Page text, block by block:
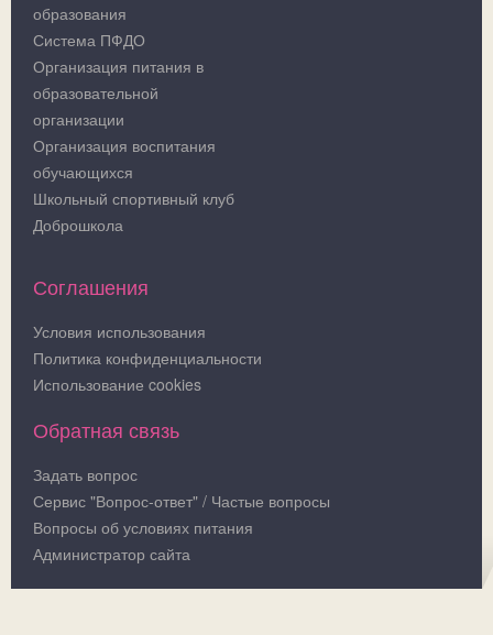
образования
Система ПФДО
Организация питания в
образовательной
организации
Организация воспитания
обучающихся
Школьный спортивный клуб
Доброшкола
Соглашения
Условия использования
Политика конфиденциальности
Использование cookies
Обратная связь
Задать вопрос
Сервис "Вопрос-ответ" / Частые вопросы
Вопросы об условиях питания
Администратор сайта